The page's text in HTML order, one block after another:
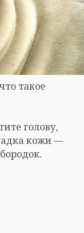
такое
голову,
кожи —